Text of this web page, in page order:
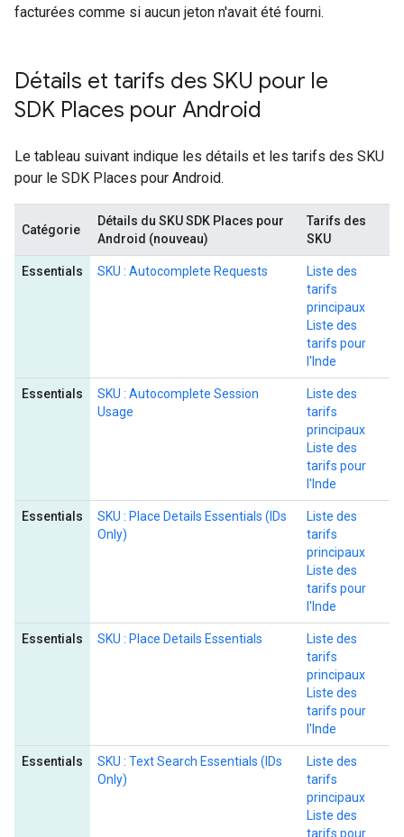
facturées comme si aucun jeton n'avait été fourni.
Détails et tarifs des SKU pour le
SDK Places pour Android
Le tableau suivant indique les détails et les tarifs des SKU
pour le SDK Places pour Android.
Catégorie
Détails du SKU SDK Places pour
Android (nouveau)
Tarifs des
SKU
Essentials SKU : Autocomplete Requests
Liste des
tarifs
principaux
Liste des
tarifs pour
l'Inde
Essentials
SKU : Autocomplete Session
Usage
Liste des
tarifs
principaux
Liste des
tarifs pour
l'Inde
Essentials
SKU : Place Details Essentials (IDs
Only)
Liste des
tarifs
principaux
Liste des
tarifs pour
l'Inde
Essentials SKU : Place Details Essentials
Liste des
tarifs
principaux
Liste des
tarifs pour
l'Inde
Essentials
SKU : Text Search Essentials (IDs
Only)
Liste des
tarifs
principaux
Liste des
tarifs pour